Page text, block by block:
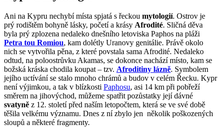
Ani na Kypru nechybí místa spjatá s řeckou mytologií. Ostrov je
prý rodištěm bohyně lásky, početí a krásy Afrodité. Sličná děva
byla prý zplozena nedaleko dnešního letoviska Paphos na pláži
Petra tou Romiou, kam dolétly Uranovy genitálie. Právě okolo
nich se vytvořila pěna, z které povstala sama Afrodité. Nedaleko
odtud, na poloostrůvku Akamas, se dokonce nachází místo, kam se
božská kráska chodila koupat – tzv. Afroditiny lázně. Symbolem
jejího uctívání se stalo mnoho chrámů a budov v celém Řecku. Kypr
není výjimkou, a tak v blízkosti Paphosu, asi 14 km při pobřeží
směrem na jihovýchod, můžeme spatřit pozůstatky její dávné
svatyně z 12. století před naším letopočtem, která se ve své době
těšila velkému významu. Dnes z ní zbylo jen několik poškozených
sloupů a některé fragmenty.